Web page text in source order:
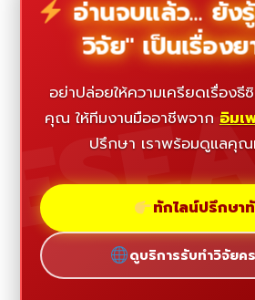
อ่านจบแล้ว... ยัง
วิจัย" เป็นเรื่อง
อย่าปล่อยให้ความเครียดเรื่องธี
คุณ ให้ทีมงานมืออาชีพจาก อิมเ
ปรึกษา เราพร้อมดูแลคุ
ทักไลน์ปรึกษา
ดูบริการรับทำวิจัยค